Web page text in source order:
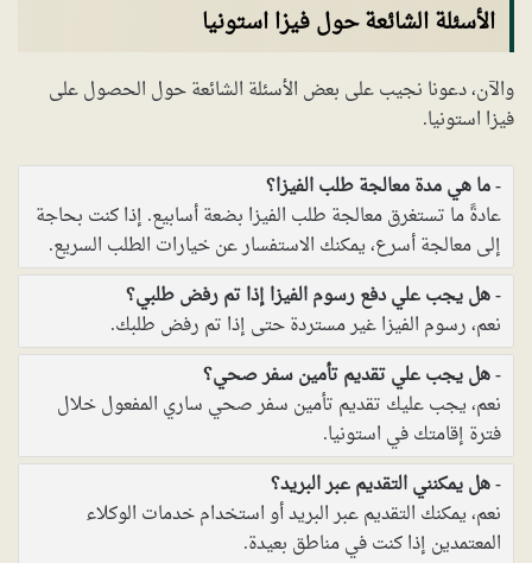
الأسئلة الشائعة حول فيزا استونيا
والآن، دعونا نجيب على بعض الأسئلة الشائعة حول الحصول على
فيزا استونيا.
ما هي مدة معالجة طلب الفيزا؟
عادةً ما تستغرق معالجة طلب الفيزا بضعة أسابيع. إذا كنت بحاجة
إلى معالجة أسرع، يمكنك الاستفسار عن خيارات الطلب السريع.
هل يجب علي دفع رسوم الفيزا إذا تم رفض طلبي؟
نعم، رسوم الفيزا غير مستردة حتى إذا تم رفض طلبك.
هل يجب علي تقديم تأمين سفر صحي؟
نعم، يجب عليك تقديم تأمين سفر صحي ساري المفعول خلال
فترة إقامتك في استونيا.
هل يمكنني التقديم عبر البريد؟
نعم، يمكنك التقديم عبر البريد أو استخدام خدمات الوكلاء
المعتمدين إذا كنت في مناطق بعيدة.